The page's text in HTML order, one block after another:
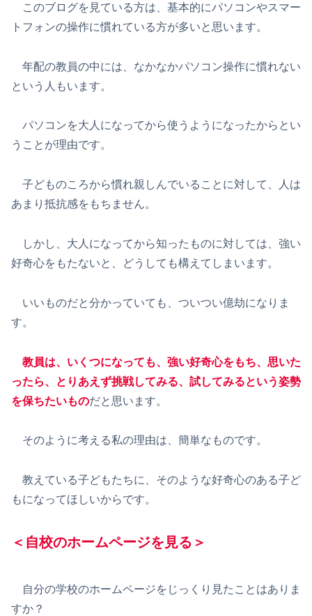
このブログを見ている方は、基本的にパソコンやスマー
トフォンの操作に慣れている方が多いと思います。
年配の教員の中には、なかなかパソコン操作に慣れない
という人もいます。
パソコンを大人になってから使うようになったからとい
うことが理由です。
子どものころから慣れ親しんでいることに対して、人は
あまり抵抗感をもちません。
しかし、大人になってから知ったものに対しては、強い
好奇心をもたないと、どうしても構えてしまいます。
いいものだと分かっていても、ついつい億劫になりま
す。
教員は、いくつになっても、強い好奇心をもち、思いた
ったら、とりあえず挑戦してみる、試してみるという姿勢
を保ちたいものだと思います。
そのように考える私の理由は、簡単なものです。
教えている子どもたちに、そのような好奇心のある子ど
もになってほしいからです。
＜自校のホームページを見る＞
自分の学校のホームページをじっくり見たことはありま
すか？